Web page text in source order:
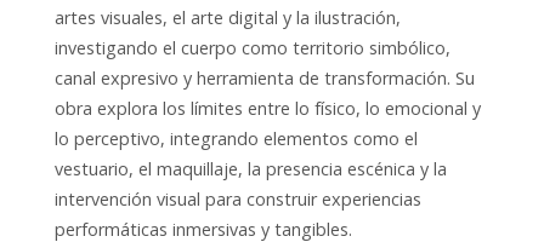
artes visuales, el arte digital y la ilustración,
investigando el cuerpo como territorio simbólico,
canal expresivo y herramienta de transformación. Su
obra explora los límites entre lo físico, lo emocional y
lo perceptivo, integrando elementos como el
vestuario, el maquillaje, la presencia escénica y la
intervención visual para construir experiencias
performáticas inmersivas y tangibles.